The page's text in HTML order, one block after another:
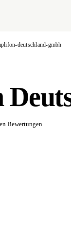
deutschland-gmbh
Bewertungen